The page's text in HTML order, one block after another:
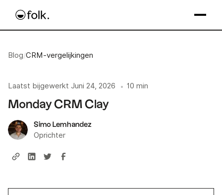
Blog/CRM-vergelijkingen
Laatst bijgewerkt Juni 24, 2026 • 10 min
Monday CRM Clay
Simo Lemhandez
Oprichter